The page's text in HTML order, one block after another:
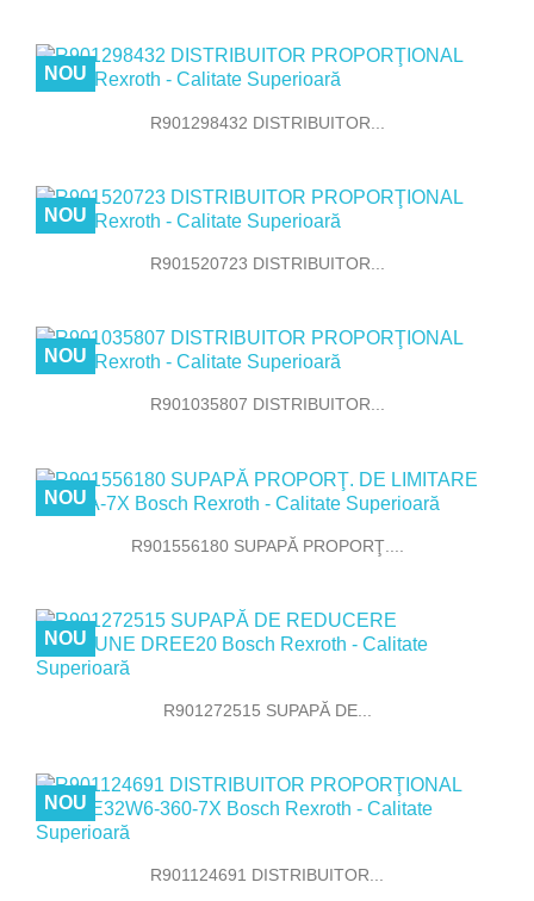
R901298432 DISTRIBUITOR...
NOU
R901520723 DISTRIBUITOR...
NOU
R901035807 DISTRIBUITOR...
NOU
R901556180 SUPAPĂ PROPORŢ....
NOU
R901272515 SUPAPĂ DE...
NOU
R901124691 DISTRIBUITOR...
NOU